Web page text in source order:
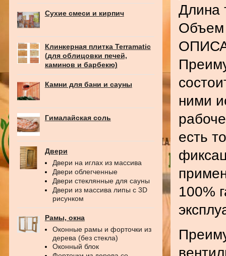
Сухие смеси и кирпич
Клинкерная плитка Terramatic
(для облицовки печей,
каминов и барбекю)
Камни для бани и сауны
Гималайская соль
Двери
Двери на иглах из массива
Двери облегченные
Двери стеклянные для сауны
Двери из массива липы с 3D
рисунком
Рамы, окна
Оконные рамы и форточки из
дерева (без стекла)
Оконный блок
Длина
Объем
ними
есть
100%